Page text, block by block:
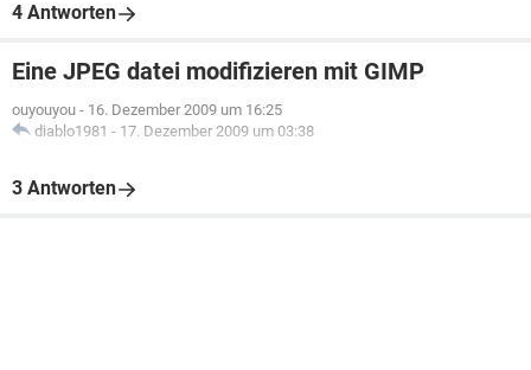
4 Antworten
Eine JPEG datei modifizieren mit GIMP
ouyouyou - 16. Dezember 2009 um 16:25
diablo1981 - 17. Dezember 2009 um 03:38
3 Antworten